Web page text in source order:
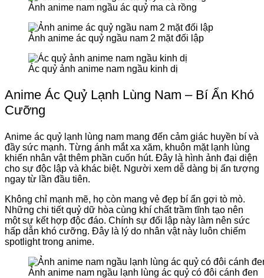
Ảnh anime nam ngầu ác quỷ ma cà rồng
Ảnh anime ác quỷ ngầu nam 2 mặt đối lập
Ác quỷ ảnh anime nam ngầu kinh dị
Anime Ác Quỷ Lạnh Lùng Nam – Bí Ẩn Khó
Cưỡng
Anime ác quỷ lạnh lùng nam mang đến cảm giác huyền bí và
đầy sức mạnh. Từng ánh mắt xa xăm, khuôn mặt lạnh lùng
khiến nhân vật thêm phần cuốn hút. Đây là hình ảnh đại diện
cho sự độc lập và khác biệt. Người xem dễ dàng bị ấn tượng
ngay từ lần đầu tiên.
Không chỉ mạnh mẽ, họ còn mang vẻ đẹp bí ẩn gợi tò mò.
Những chi tiết quỷ dữ hòa cùng khí chất trầm tĩnh tạo nên
một sự kết hợp độc đáo. Chính sự đối lập này làm nên sức
hấp dẫn khó cưỡng. Đây là lý do nhân vật này luôn chiếm
spotlight trong anime.
Ảnh anime nam ngầu lạnh lùng ác quỷ có đôi cánh đen